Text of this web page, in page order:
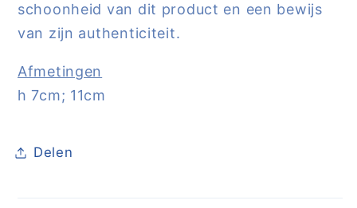
schoonheid van dit product en een bewijs
van zijn authenticiteit.
Afmetingen
h 7cm; 11cm
Delen